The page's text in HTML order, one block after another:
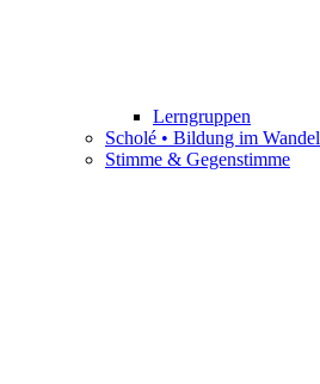
Lerngruppen
Scholé • Bildung im Wandel
Stimme & Gegenstimme